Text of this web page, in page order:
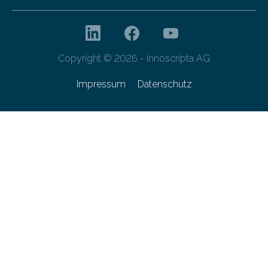
Copyright © 2026 - innoscripta AG
Impressum Datenschutz